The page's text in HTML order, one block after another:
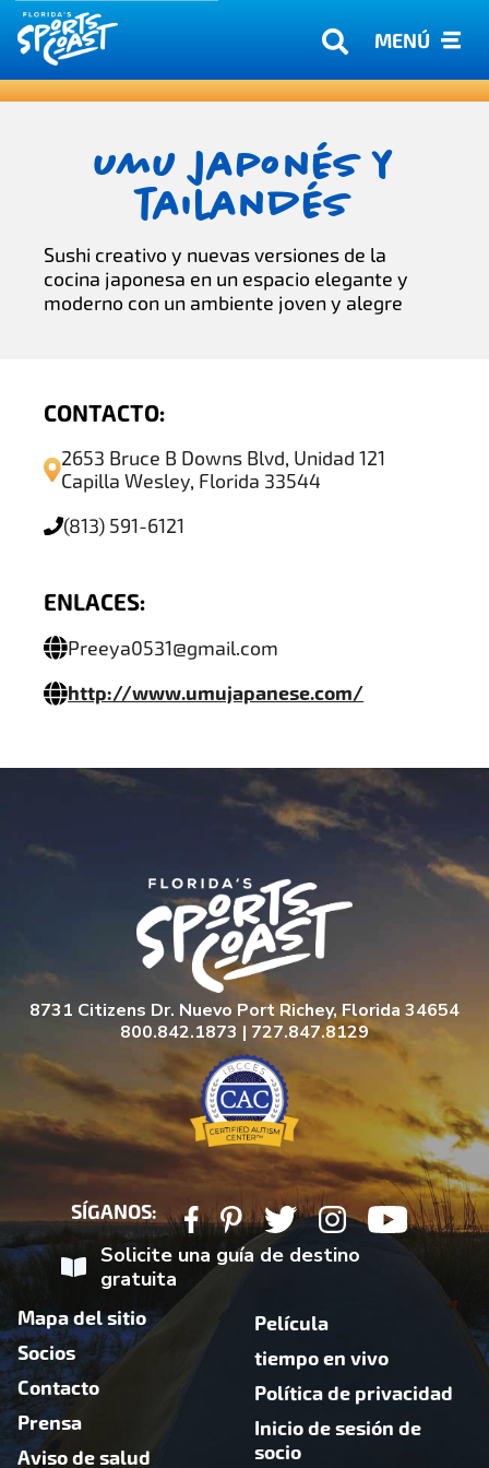
MENÚ
Umu japonés y
tailandés
Sushi creativo y nuevas versiones de la
cocina japonesa en un espacio elegante y
moderno con un ambiente joven y alegre
CONTACTO:
2653 Bruce B Downs Blvd, Unidad 121
Capilla Wesley, Florida 33544
(813) 591-6121
ENLACES:
Preeya0531@gmail.com
http://www.umujapanese.com/
8731 Citizens Dr. Nuevo Port Richey, Florida 34654
800.842.1873 | 727.847.8129
SÍGANOS:
Solicite una guía de destino
gratuita
Mapa del sitio
Socios
Contacto
Prensa
Aviso de salud
Película
tiempo en vivo
Política de privacidad
Inicio de sesión de
socio